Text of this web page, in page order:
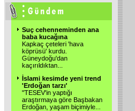
Suç cehenneminden ana
baba kucağına
Kapkaç çeteleri 'hava
köprüsü' kurdu.
Güneydoğu'dan
kaçırıldıktan...
İslami kesimde yeni trend
'Erdoğan tarzı'
''TESEV'in yaptığı
araştırmaya göre Başbakan
Erdoğan, yaşam biçimiyle...